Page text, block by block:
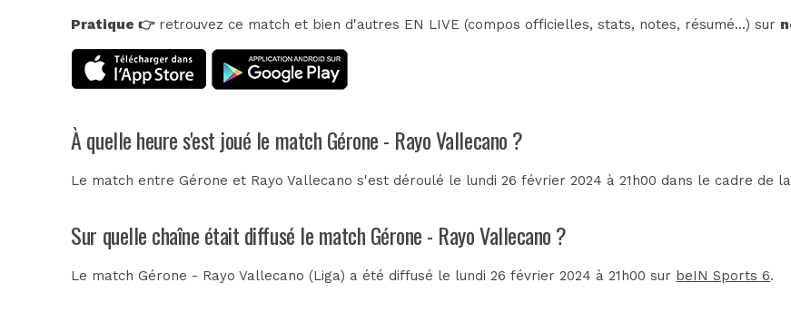
Pratique 👉retrouvez ce match et bien d'autres EN LIVE (compos officielles, stats, notes, résumé...) sur
À quelle heure s'est joué le match Gérone - Rayo Vallecano ?
Le match entre Gérone et Rayo Vallecano s'est déroulé le lundi 26 février 2024 à 21h00 dans le cadre de la
Sur quelle chaîne était diffusé le match Gérone - Rayo Vallecano ?
Le match Gérone - Rayo Vallecano (Liga) a été diffusé le lundi 26 février 2024 à 21h00 sur beIN Sports 6.